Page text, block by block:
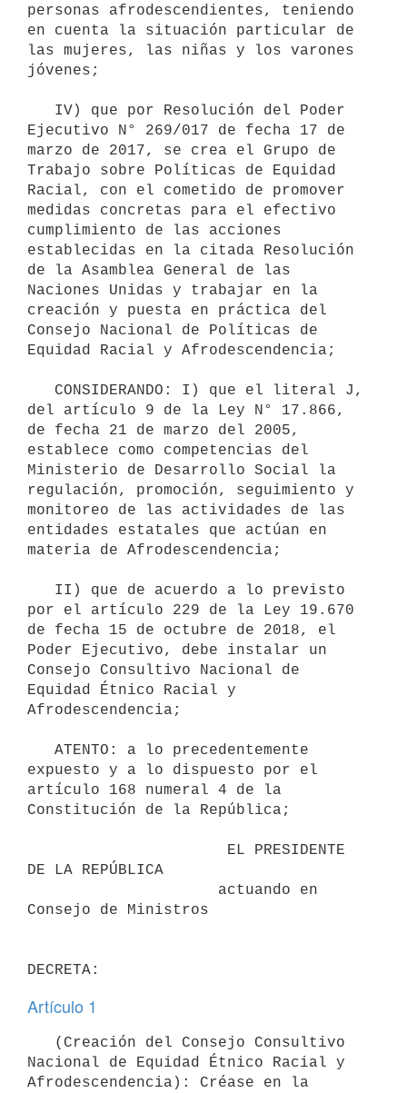
personas afrodescendientes, teniendo
en cuenta la situación particular de
las mujeres, las niñas y los varones
jóvenes;
Ejecutivo N° 269/017 de fecha 17 de
marzo de 2017, se crea el Grupo de
Trabajo sobre Políticas de Equidad
Racial, con el cometido de promover
medidas concretas para el efectivo
cumplimiento de las acciones
establecidas en la citada Resolución
de la Asamblea General de las
Naciones Unidas y trabajar en la
creación y puesta en práctica del
Consejo Nacional de Políticas de
Equidad Racial y Afrodescendencia;
del artículo 9 de la Ley N° 17.866,
de fecha 21 de marzo del 2005,
establece como competencias del
Ministerio de Desarrollo Social la
regulación, promoción, seguimiento y
monitoreo de las actividades de las
entidades estatales que actúan en
materia de Afrodescendencia;
por el artículo 229 de la Ley 19.670
de fecha 15 de octubre de 2018, el
Poder Ejecutivo, debe instalar un
Consejo Consultivo Nacional de
Equidad Étnico Racial y
Afrodescendencia;
expuesto y a lo dispuesto por el
artículo 168 numeral 4 de la
Constitución de la República;
DE LA REPÚBLICA
Consejo de Ministros
Artículo 1
Nacional de Equidad Étnico Racial y
Afrodescendencia): Créase en la